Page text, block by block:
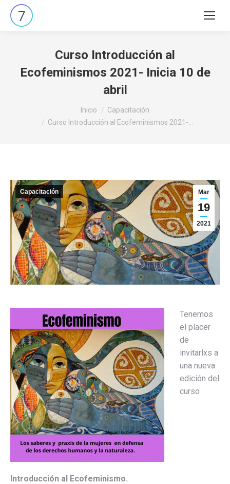
Buscar:
Curso Introducción al
Ecofeminismos 2021- Inicia 10 de
abril
Inicio
Capacitación
Curso Introducción al Ecofeminismos 2021-…
Mar
19
2021
Capacitación
Tenemos
el placer
de
invitarlxs a
una nueva
edición del
curso
Introducción al Ecofeminismo.